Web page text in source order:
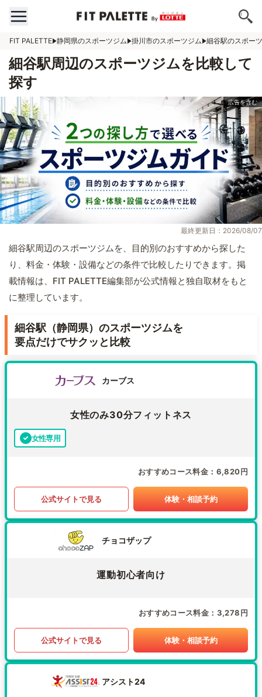
FIT PALETTE 静岡県のスポーツジム 掛川市のスポーツジム 細谷駅のスポー
細谷駅周辺のスポーツジムを比較して
探す
最終更新日：2026/08/07
細谷駅周辺のスポーツジムを、目的別のおすすめから探した
り、料金・体験・設備などの条件で比較したりできます。掲
載情報は、FIT PALETTE編集部が公式情報と独自取材をもと
に整理しています。
細谷駅（静岡県）のスポーツジムを
要点だけでサクッと比較
カーブス
女性のみ30分フィットネス
女性専用
おすすめコース料金 6,820円
公式サイトで見る 体験・相談予約
チョコザップ
運動初心者向け
おすすめコース料金 3,278円
公式サイトで見る 体験・相談予約
アシスト24